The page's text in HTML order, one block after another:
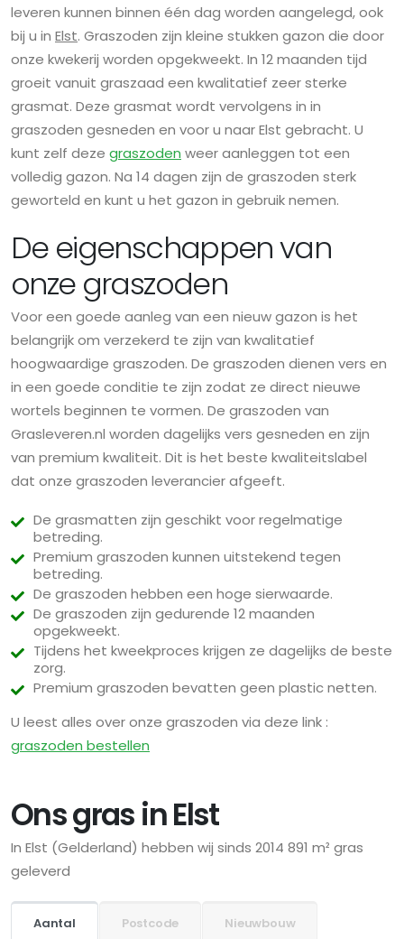
leveren kunnen binnen één dag worden aangelegd, ook
bij u in Elst. Graszoden zijn kleine stukken gazon die door
onze kwekerij worden opgekweekt. In 12 maanden tijd
groeit vanuit graszaad een kwalitatief zeer sterke
grasmat. Deze grasmat wordt vervolgens in in
graszoden gesneden en voor u naar Elst gebracht. U
kunt zelf deze graszoden weer aanleggen tot een
volledig gazon. Na 14 dagen zijn de graszoden sterk
geworteld en kunt u het gazon in gebruik nemen.
De eigenschappen van
onze graszoden
Voor een goede aanleg van een nieuw gazon is het
belangrijk om verzekerd te zijn van kwalitatief
hoogwaardige graszoden. De graszoden dienen vers en
in een goede conditie te zijn zodat ze direct nieuwe
wortels beginnen te vormen. De graszoden van
Grasleveren.nl worden dagelijks vers gesneden en zijn
van premium kwaliteit. Dit is het beste kwaliteitslabel
dat onze graszoden leverancier afgeeft.
De grasmatten zijn geschikt voor regelmatige
betreding.
Premium graszoden kunnen uitstekend tegen
betreding.
De graszoden hebben een hoge sierwaarde.
De graszoden zijn gedurende 12 maanden
opgekweekt.
Tijdens het kweekproces krijgen ze dagelijks de beste
zorg.
Premium graszoden bevatten geen plastic netten.
U leest alles over onze graszoden via deze link :
graszoden bestellen
Ons gras in Elst
In Elst (Gelderland) hebben wij sinds 2014 891 m² gras
geleverd
Aantal Postcode Nieuwbouw